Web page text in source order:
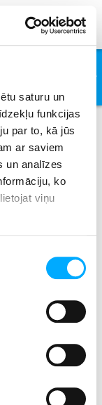
saturu un
funkcijas
par to, kā jūs
ar saviem
un analīzes
ko
viņu